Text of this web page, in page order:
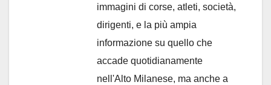
immagini di corse, atleti, società,
dirigenti, e la più ampia
informazione su quello che
accade quotidianamente
nell'Alto Milanese, ma anche a